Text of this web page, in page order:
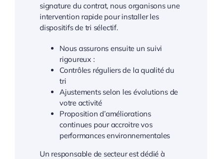
signature du contrat, nous organisons une
intervention rapide pour installer les
dispositifs de tri sélectif.
Nous assurons ensuite un suivi
rigoureux :
Contrôles réguliers de la qualité du
tri
Ajustements selon les évolutions de
votre activité
Proposition d’améliorations
continues pour accroitre vos
performances environnementales
Un responsable de secteur est dédié à